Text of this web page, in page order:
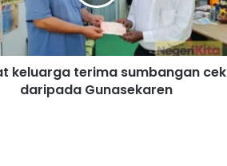
keluarga terima sumbangan cek
daripada Gunasekaren